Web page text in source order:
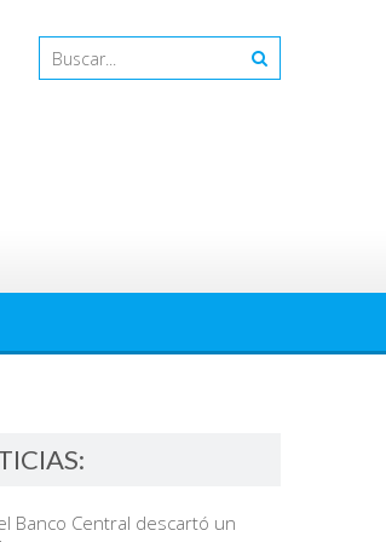
Banco Central descartó un